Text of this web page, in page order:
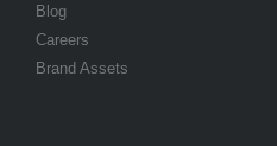
Blog
Careers
Brand Assets